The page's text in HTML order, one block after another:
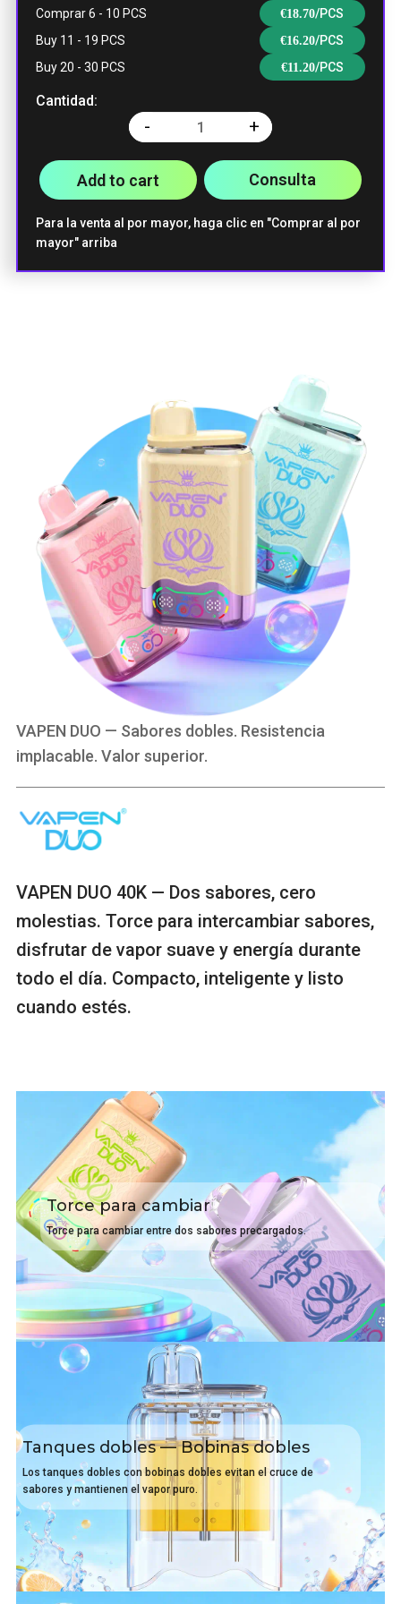
Kiwi de fresa |
Sandía de
Hielo de
sandía | Cherry
Bomb
Comprar 6 - 10 PCS
€18.70/PCS
Buy 11 - 19 PCS
€16.20/PCS
Buy 20 - 30 PCS
€11.20/PCS
Cantidad:
Quantity
- +
Add to cart Consulta
Para la venta al por mayor, haga clic en "Comprar al por
mayor" arriba
VAPEN DUO — Sabores dobles. Resistencia
implacable. Valor superior.
VAPEN DUO 40K — Dos sabores, cero
molestias. Torce para intercambiar sabores,
disfrutar de vapor suave y energía durante
todo el día. Compacto, inteligente y listo
cuando estés.
Torce para cambiar
Torce para cambiar entre dos sabores precargados.
Tanques dobles — Bobinas dobles
Los tanques dobles con bobinas dobles evitan el cruce de
sabores y mantienen el vapor puro.